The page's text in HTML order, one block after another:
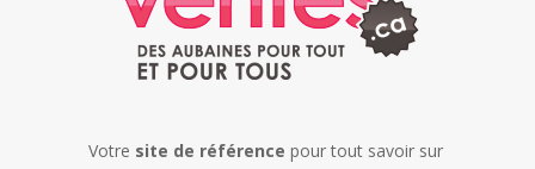
Votre site de référence pour tout savoir sur